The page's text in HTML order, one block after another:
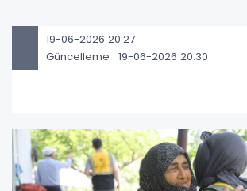
19-06-2026 20:27
Güncelleme : 19-06-2026 20:30